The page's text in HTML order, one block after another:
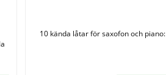
10 kända låtar för saxofon och piano: